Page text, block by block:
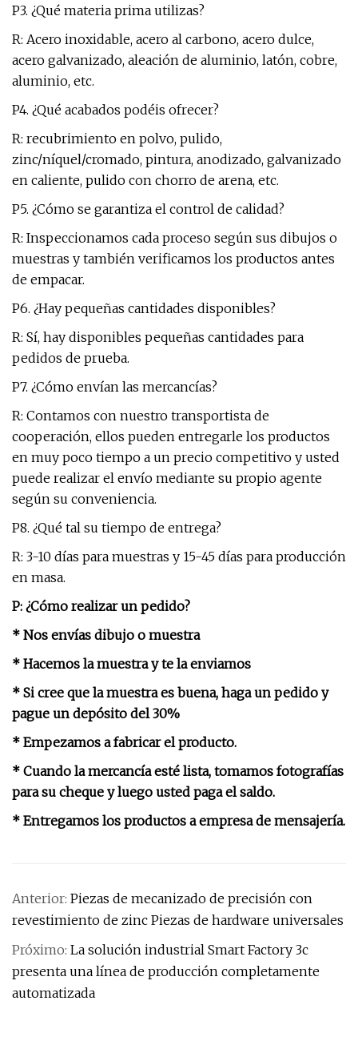
P3. ¿Qué materia prima utilizas?
R: Acero inoxidable, acero al carbono, acero dulce,
acero galvanizado, aleación de aluminio, latón, cobre,
aluminio, etc.
P4. ¿Qué acabados podéis ofrecer?
R: recubrimiento en polvo, pulido,
zinc/níquel/cromado, pintura, anodizado, galvanizado
en caliente, pulido con chorro de arena, etc.
P5. ¿Cómo se garantiza el control de calidad?
R: Inspeccionamos cada proceso según sus dibujos o
muestras y también verificamos los productos antes
de empacar.
P6. ¿Hay pequeñas cantidades disponibles?
R: Sí, hay disponibles pequeñas cantidades para
pedidos de prueba.
P7. ¿Cómo envían las mercancías?
R: Contamos con nuestro transportista de
cooperación, ellos pueden entregarle los productos
en muy poco tiempo a un precio competitivo y usted
puede realizar el envío mediante su propio agente
según su conveniencia.
P8. ¿Qué tal su tiempo de entrega?
R: 3-10 días para muestras y 15-45 días para producción
en masa.
P: ¿Cómo realizar un pedido?
* Nos envías dibujo o muestra
* Hacemos la muestra y te la enviamos
* Si cree que la muestra es buena, haga un pedido y
pague un depósito del 30%
* Empezamos a fabricar el producto.
* Cuando la mercancía esté lista, tomamos fotografías
para su cheque y luego usted paga el saldo.
* Entregamos los productos a empresa de mensajería.
Anterior: Piezas de mecanizado de precisión con
revestimiento de zinc Piezas de hardware universales
Próximo: La solución industrial Smart Factory 3c
presenta una línea de producción completamente
automatizada